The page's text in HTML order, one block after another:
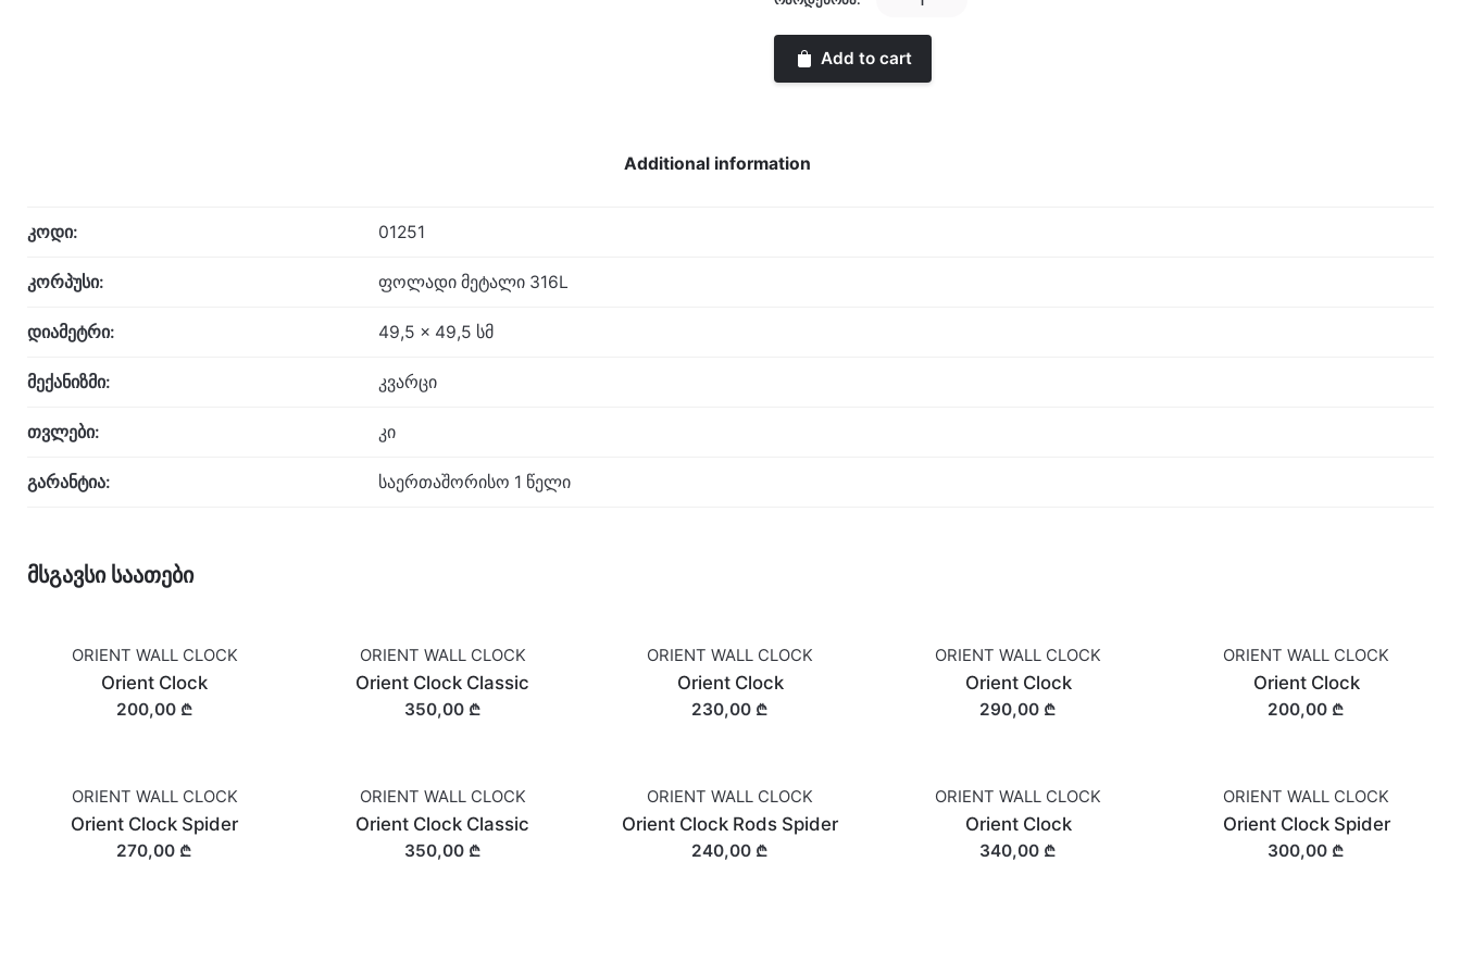
quantity
Add to cart
Additional information
კოდი: 01251
კორპუსი: ფოლადი მეტალი 316L
დიამეტრი: 49,5 x 49,5 სმ
მექანიზმი: კვარცი
თვლები: კი
გარანტია: საერთაშორისო 1 წელი
მსგავსი საათები
ORIENT WALL CLOCK
Orient Clock
200,00 ₾
ORIENT WALL CLOCK
Orient Clock Classic
350,00 ₾
ORIENT WALL CLOCK
Orient Clock
230,00 ₾
ORIENT WALL CLOCK
Orient Clock
290,00 ₾
ORIENT WALL CLOCK
Orient Clock
200,00 ₾
ORIENT WALL CLOCK
Orient Clock Spider
270,00 ₾
ORIENT WALL CLOCK
Orient Clock Classic
350,00 ₾
OUT OF STOCK
ORIENT WALL CLOCK
Orient Clock Rods Spider
240,00 ₾
ORIENT WALL CLOCK
Orient Clock
340,00 ₾
OUT OF STOCK
ORIENT WALL CLOCK
Orient Clock Spider
300,00 ₾